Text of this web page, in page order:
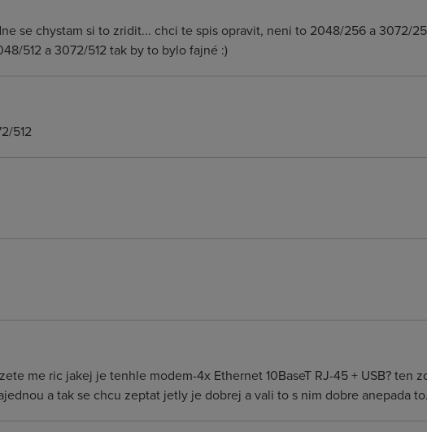
se chystam si to zridit... chci te spis opravit, neni to 2048/256 a 3072/
512 a 3072/512 tak by to bylo fajné :)
512
me ric jakej je tenhle modem-4x Ethernet 10BaseT RJ-45 + USB? ten
a tak se chcu zeptat jetly je dobrej a vali to s nim dobre anepada